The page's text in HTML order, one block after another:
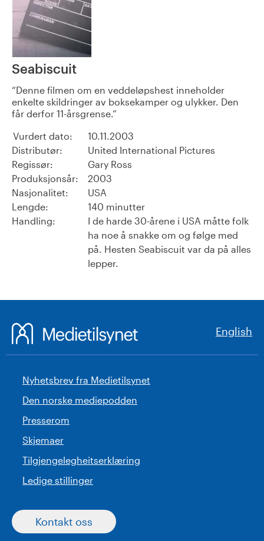
Seabiscuit
Denne filmen om en veddeløpshest inneholder
enkelte skildringer av boksekamper og ulykker. Den
får derfor 11-årsgrense.
Vurdert dato:
10.11.2003
Distributør:
United International Pictures
Regissør:
Gary Ross
Produksjonsår:
2003
Nasjonalitet:
USA
Lengde:
140 minutter
Handling:
I de harde 30-årene i USA måtte folk
ha noe å snakke om og følge med
på. Hesten Seabiscuit var da på alles
lepper.
English
Nyhetsbrev fra Medietilsynet
Den norske mediepodden
Presserom
Skjemaer
Tilgjengelegheitserklæring
Ledige stillinger
Kontakt oss